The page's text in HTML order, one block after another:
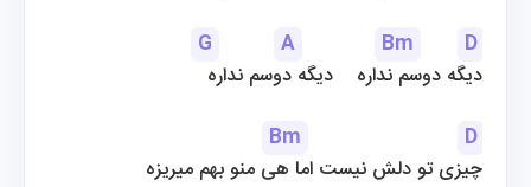
G
A Bm
D
دیگه دوسم نداره    دیگه دوسم نداره
Bm
D
چیزی تو دلش نیست اما هی منو بهم میریزه